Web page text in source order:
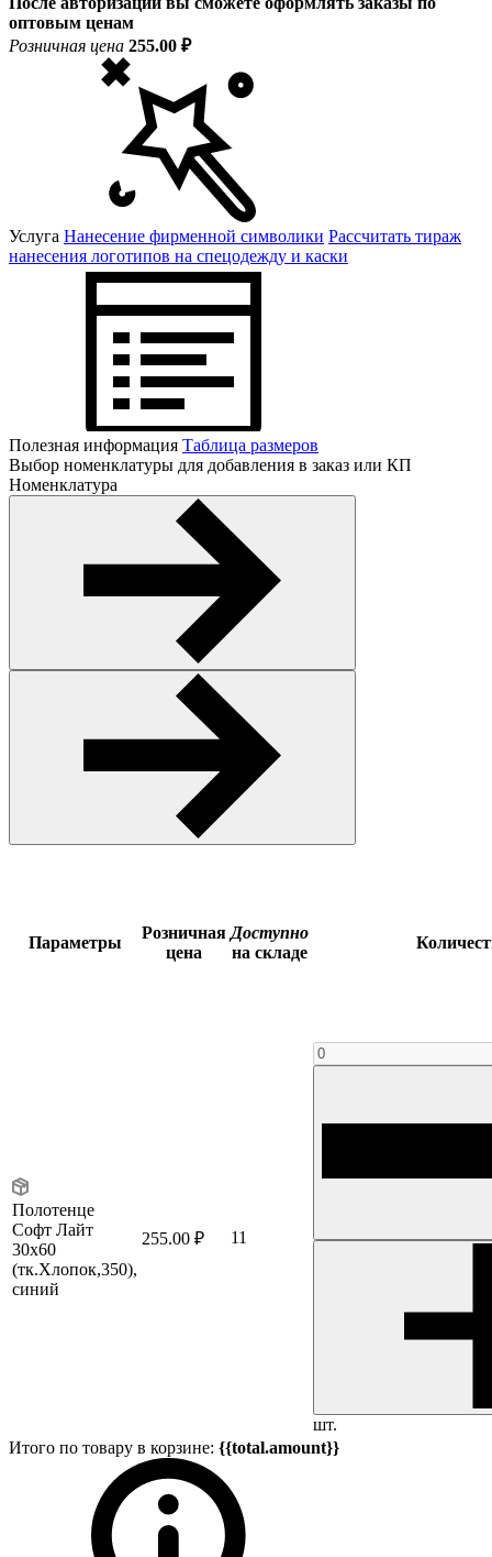
оптовым ценам
Розничная цена 255.00 ₽
Услуга Нанесение фирменной символики Рассчитать тираж
нанесения логотипов на спецодежду и каски
Полезная информация Таблица размеров
Выбор номенклатуры для добавления в заказ или КП
Номенклатура
Параметры
Розничная
цена
Доступно
на складе
Полотенце
Софт Лайт
30х60
(тк.Хлопок,350),
синий
255.00 ₽ 11
шт.
Итого по товару в корзине: {{total.amount}}